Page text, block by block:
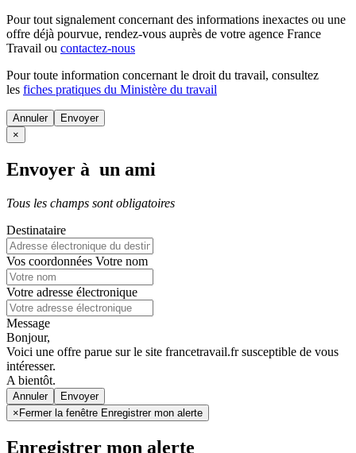
Pour tout signalement concernant des informations inexactes ou une
offre déjà pourvue, rendez-vous auprès de votre agence France
Travail ou contactez-nous
Pour toute information concernant le droit du travail, consultez
les fiches pratiques du Ministère du travail
Annuler
×
Envoyer à un ami
Tous les champs sont obligatoires
Destinataire
Vos coordonnées Votre nom
Votre adresse électronique
Message
Bonjour,
Voici une offre parue sur le site francetravail.fr susceptible de vous
intéresser.
A bientôt.
Annuler
× Fermer la fenêtre Enregistrer mon alerte
Enregistrer mon alerte